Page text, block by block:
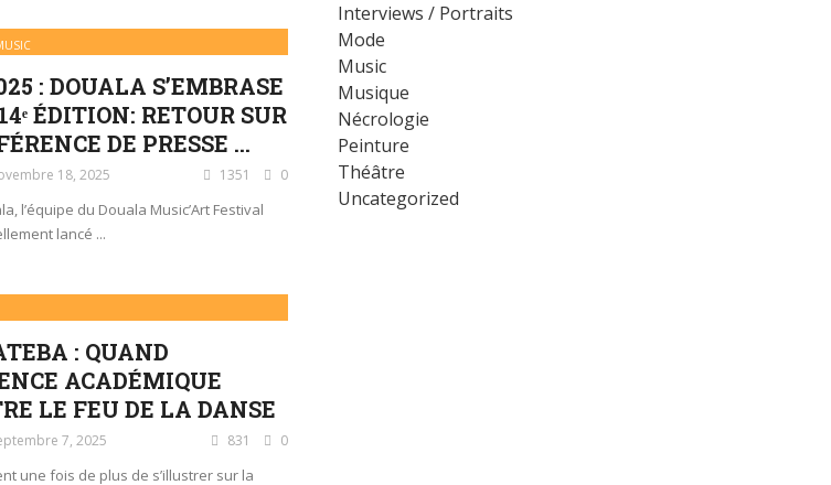
: DOUALA S’EMBRASE
ÉDITION: RETOUR SUR
DE PRESSE ...
18, 2025 1351 0
l’équipe du Douala Music’Art Festival
lancé ...
: QUAND
ACADÉMIQUE
LE FEU DE LA DANSE
7, 2025 831 0
une fois de plus de s’illustrer sur la
Interviews / Portraits
Mode
Music
Musique
Nécrologie
Peinture
Théâtre
Uncategorized